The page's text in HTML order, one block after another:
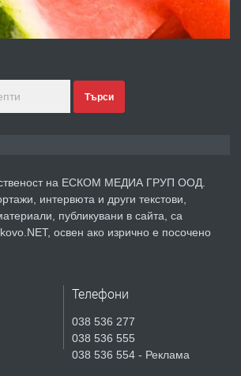
Под НАЕМ двустаен Орфей
преди 3 дни
🔑 ОБЗАВЕДЕНА ГАРСОНИЕРА ПОД
НАПЪЛНО ОБЗАВЕДЕН И
Търси
на ЕСКОМ МЕДИА ГРУП ООД.
интервюта и други текстови,
публикувани в сайта, са
освен ако изрично е посочено
Телефони
038 536 277
038 536 555
038 536 554 - Реклама